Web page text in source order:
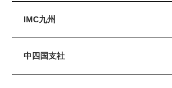
IMC九州
中四国支社